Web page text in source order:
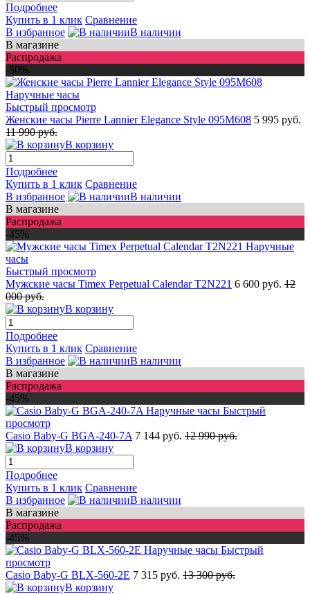
Подробнее
Купить в 1 клик Сравнение
В избранное
В наличии
В магазине
Распродажа
-50%
Быстрый просмотр
Женские часы Pierre Lannier Elegance Style 095M608 5 995 руб.
11 990 руб.
В корзину
Подробнее
Купить в 1 клик Сравнение
В избранное
В наличии
В магазине
Распродажа
-45%
Быстрый просмотр
Мужские часы Timex Perpetual Calendar T2N221 6 600 руб. 12
000 руб.
В корзину
Подробнее
Купить в 1 клик Сравнение
В избранное
В наличии
В магазине
Распродажа
-45%
Быстрый
просмотр
Casio Baby-G BGA-240-7A 7 144 руб. 12 990 руб.
В корзину
Подробнее
Купить в 1 клик Сравнение
В избранное
В наличии
В магазине
Распродажа
-45%
Быстрый
просмотр
Casio Baby-G BLX-560-2E 7 315 руб. 13 300 руб.
В корзину